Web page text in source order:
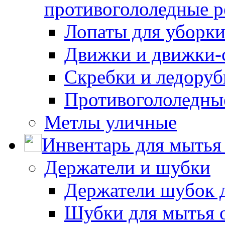
противогололедные
Лопаты для
Движки и движки-
Скребки и
Метлы уличные
Инвентарь для мытья
Держатели и шубки
Держатели шубок
Шубки для мытья